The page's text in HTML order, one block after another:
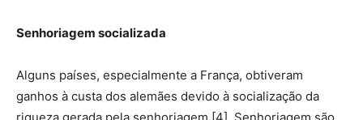
Senhoriagem socializada
Alguns países, especialmente a França, obtiveram
ganhos à custa dos alemães devido à socialização da